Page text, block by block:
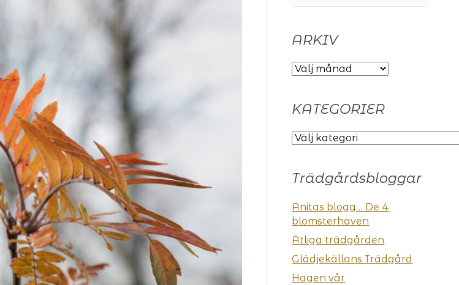
ARKIV
ARKIV
KATEGORIER
KATEGORIER
Trädgårdsbloggar
Anitas blogg… De 4
blomsterhaven
Ätliga trädgården
Glädjekällans Trädgård
Hagen vår